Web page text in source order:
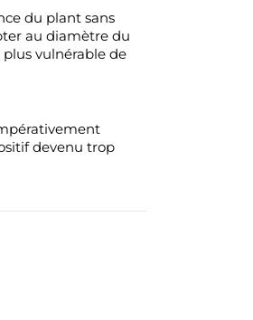
du plant sans
au diamètre du
vulnérable de
devenu trop